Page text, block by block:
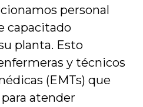
personal
capacitado
planta. Esto
y técnicos
(EMTs) que
atender